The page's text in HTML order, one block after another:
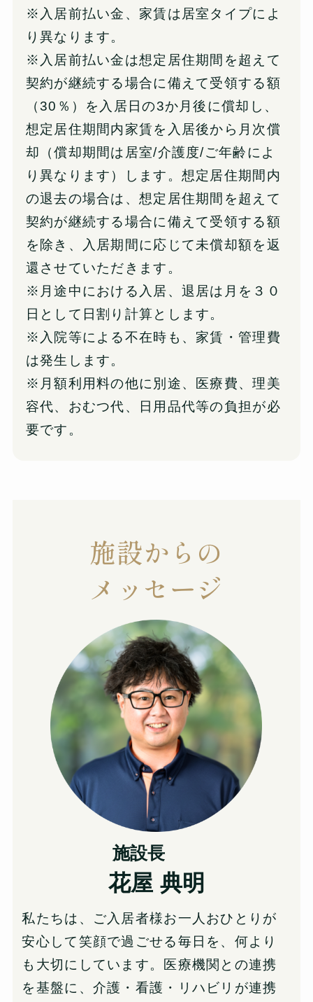
※入居前払い金、家賃は居室タイプによ
り異なります。
※入居前払い金は想定居住期間を超えて
契約が継続する場合に備えて受領する額
（30％）を入居日の3か月後に償却し、
想定居住期間内家賃を入居後から月次償
却（償却期間は居室/介護度/ご年齢によ
り異なります）します。想定居住期間内
の退去の場合は、想定居住期間を超えて
契約が継続する場合に備えて受領する額
を除き、入居期間に応じて未償却額を返
還させていただきます。
※月途中における入居、退居は月を３０
日として日割り計算とします。
※入院等による不在時も、家賃・管理費
は発生します。
※月額利用料の他に別途、医療費、理美
容代、おむつ代、日用品代等の負担が必
要です。
施設からの
メッセージ
施設長
花屋 典明
私たちは、ご入居者様お一人おひとりが
安心して笑顔で過ごせる毎日を、何より
も大切にしています。医療機関との連携
を基盤に、介護・看護・リハビリが連携